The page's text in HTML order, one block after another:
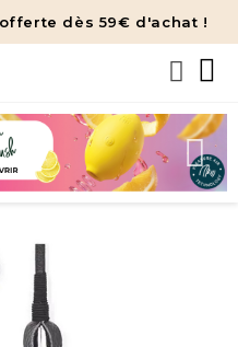
dès 59€ d'achat !